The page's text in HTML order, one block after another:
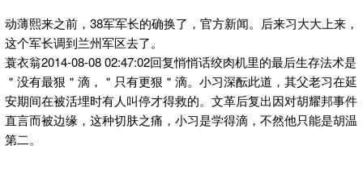
动薄熙来之前，38军军长的确换了，官方新闻。后来习大大上来，
这个军长调到兰州军区去了。
蓑衣翁2014-08-08 02:47:02回复悄悄话绞肉机里的最后生存法术是
＂没有最狠＂滴，＂只有更狠＂滴。小习深酝此道，其父老习在延
安期间在被活埋时有人叫停才得救的。文革后复出因对胡耀邦事件
直言而被边缘，这种切肤之痛，小习是学得滴，不然他只能是胡温
第二。